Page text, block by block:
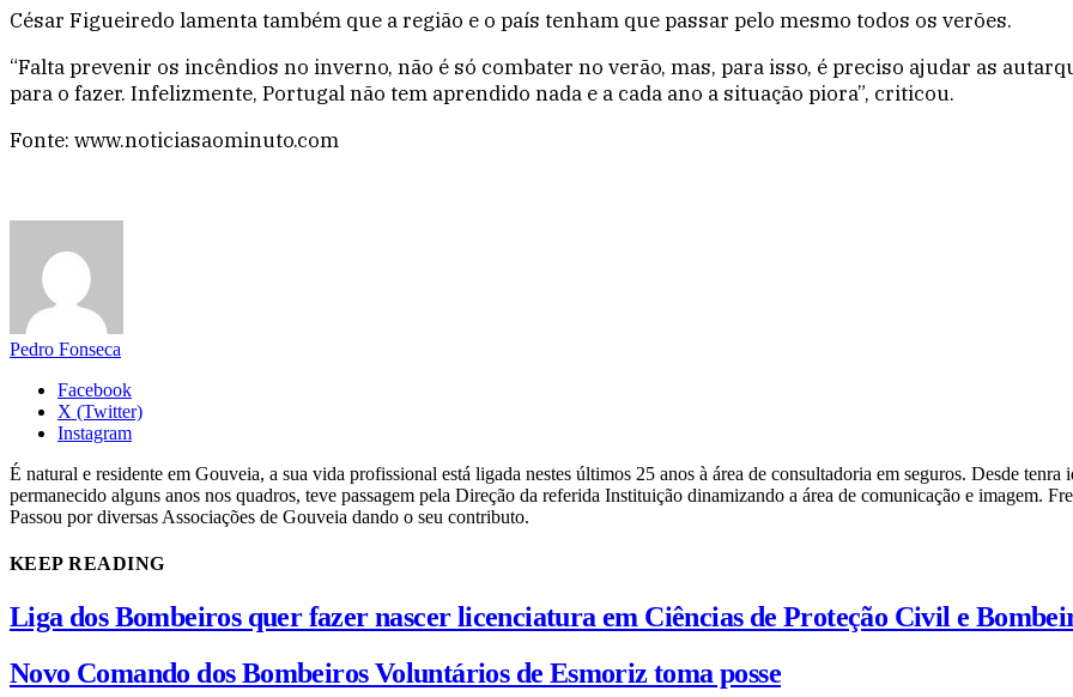
César Figueiredo lamenta também que a região e o país tenham que passar pelo mesmo todos os verões.
“Falta prevenir os incêndios no inverno, não é só combater no verão, mas, para isso, é preciso ajudar as
para o fazer. Infelizmente, Portugal não tem aprendido nada e a cada ano a situação piora”, criticou.
Fonte: www.noticiasaominuto.com
Pedro Fonseca
Facebook
X (Twitter)
Instagram
É natural e residente em Gouveia, a sua vida profissional está ligada nestes últimos 25 anos à área de consultadoria em seguros. Desde
permanecido alguns anos nos quadros, teve passagem pela Direção da referida Instituição dinamizando a área de comunicação e imagem.
Passou por diversas Associações de Gouveia dando o seu contributo.
KEEP READING
Liga dos Bombeiros quer fazer nascer licenciatura em Ciências de Proteção Civil e
Novo Comando dos Bombeiros Voluntários de Esmoriz toma posse